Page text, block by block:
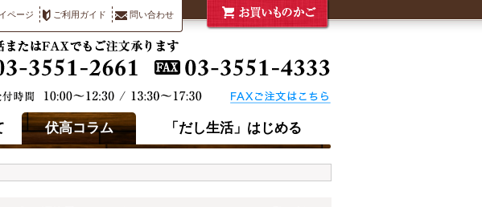
ページ ご利用ガイド 問い合わせ
伏高コラム 「だし生活」はじめる